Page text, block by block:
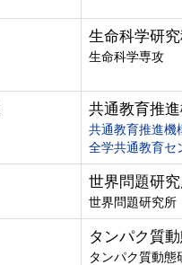
生命科学研
生命科学専攻
共通教育推
共通教育推進機
全学共通教育セ
世界問題研
世界問題研究所
タンパク質
タンパク質動態